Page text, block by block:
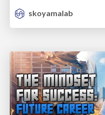
skoyamalab